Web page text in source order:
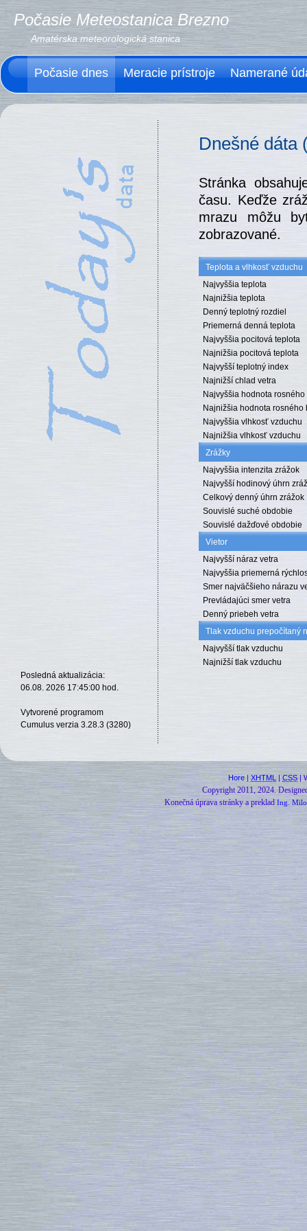
Počasie Meteostanica Brezno
Amatérska meteorologická stanica
Počasie dnes Meracie prístroje Namerané
Dnešné dáta
Stránka
času. Keďže
mrazu môžu
zobrazované.
Teplota a vlhkosť vzduchu
Najvyššia teplota
Najnižšia teplota
Denný teplotný rozdiel
Priemerná denná teplota
Najvyššia pocitová teplota
Najnižšia pocitová teplota
Najvyšší teplotný index
Najnižší chlad vetra
Najvyššia hodnota rosného
Najnižšia hodnota rosného
Najvyššia vlhkosť vzduchu
Najnižšia vlhkosť vzduchu
Zrážky
Najvyššia intenzita zrážok
Najvyšší hodinový úhrn
Celkový denný úhrn zrážok
Souvislé suché obdobie
Souvislé dažďové obdobie
Vietor
Najvyšší náraz vetra
Najvyššia priemerná
Smer najväčšieho nárazu
Prevládajúci smer vetra
Denný priebeh vetra
Tlak vzduchu prepočítaný
Najvyšší tlak vzduchu
Najnižší tlak vzduchu
Posledná aktualizácia:
06.08. 2026 17:45:00 hod.
Vytvorené programom
Cumulus verzia 3.28.3 (3280)
Hore|XHTML |CSS |
Copyright 2011, 2024.
Konečná úprava stránky a prekladIng.